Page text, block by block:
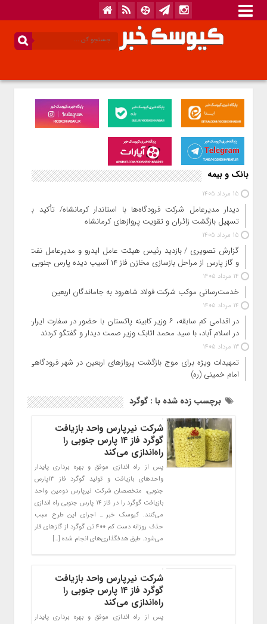
بانک و بیمه
15 مرداد 1405
دیدار مدیرعامل شرکت فرودگاه‌ها با استاندار کرمانشاه/ تأکید بر
تسهیل بازگشت زائران و تقویت پروازهای کرمانشاه
15 مرداد 1405
گزارش تصویری / بازدید رئیس هیئت عامل ایدرو و مدیرعامل نفت
و گاز پارس از مراحل بازسازی مخازن فاز ۱۴ آسیب دیده پارس جنوبی
14 مرداد 1405
خدمت‌رسانی موکب شرکت فولاد شاهرود به جاماندگان اربعین
14 مرداد 1405
در اقدامی کم سابقه، ۶ وزیر کابینه پاکستان با حضور در سفارت ایران
در اسلام آباد، با سید محمد اتابک وزیر صمت دیدار و گفتگو کردند
13 مرداد 1405
تمهیدات ویژه برای موج بازگشت پروازهای اربعین در شهر فرودگاهی
امام خمینی (ره)
برچسب زده شده با : گوگرد
شرکت نیرپارس واحد بازیافت
گوگرد فاز ۱۴ پارس جنوبی را
راه‌اندازی می‌کند
پس از راه اندازی موفق و بهره برداری پایدار
واحدهای بازیافت و تولید گوگرد فاز ١٣پارس
جنوبی، متخصصان شرکت نیرپارس دومین واحد
بازیافت گوگرد را در فاز ۱۴ پارس جنوبی راه اندازی
می‌کنند. کیوسک خبر ـ اجرای این طرح سبب
حذف روزانه دست کم ۴۰۰ تن گوگرد از گازهای فلر
می‌شود. طبق هدفگذاری‌های انجام شده […]
شرکت نیرپارس واحد بازیافت
گوگرد فاز ۱۴ پارس جنوبی را
راه‌اندازی می‌کند
پس از راه اندازی موفق و بهره برداری پایدار